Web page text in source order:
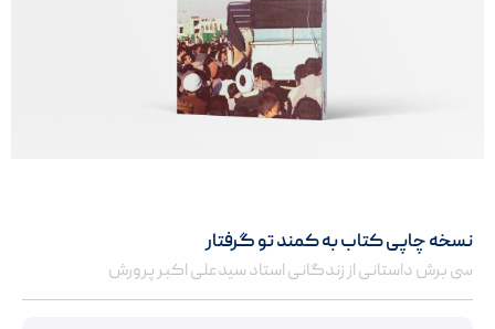
نسخه چاپی کتاب به کمند تو گرفتار
سی برش داستانی از زندگانی استاد سیدعلی اکبر پرورش